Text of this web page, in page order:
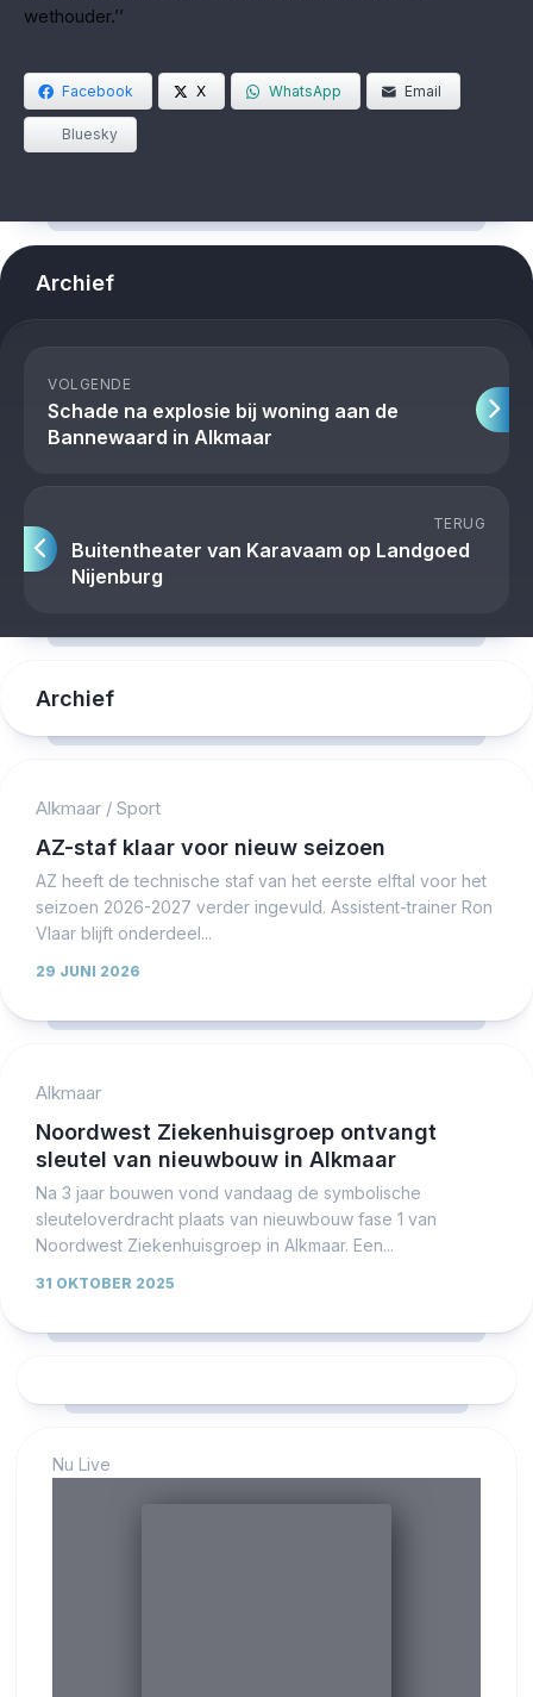
wethouder.’’
Facebook X WhatsApp Email
Bluesky
Archief
VOLGENDE
Schade na explosie bij woning aan de
Bannewaard in Alkmaar
TERUG
Buitentheater van Karavaam op Landgoed
Nijenburg
Archief
Alkmaar / Sport
AZ-staf klaar voor nieuw seizoen
AZ heeft de technische staf van het eerste elftal voor het
seizoen 2026-2027 verder ingevuld. Assistent-trainer Ron
Vlaar blijft onderdeel...
29 JUNI 2026
Alkmaar
Noordwest Ziekenhuisgroep ontvangt
sleutel van nieuwbouw in Alkmaar
Na 3 jaar bouwen vond vandaag de symbolische
sleuteloverdracht plaats van nieuwbouw fase 1 van
Noordwest Ziekenhuisgroep in Alkmaar. Een...
31 OKTOBER 2025
Nu Live